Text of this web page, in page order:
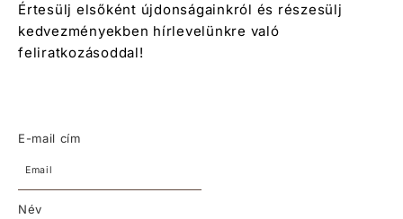
Értesülj elsőként újdonságainkról és részesülj
kedvezményekben hírlevelünkre való
feliratkozásoddal!
E-mail cím
Név